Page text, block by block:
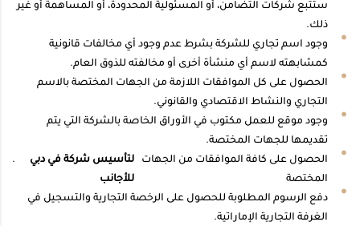
ستتبع شركات التضامن، أو المسئولية المحدودة، أو المساهمة أو غير
ذلك.
وجود اسم تجاري للشركة بشرط عدم وجود أي مخالفات قانونية
كمشابهته لاسم أي منشأة أخرى أو مخالفته للذوق العام.
الحصول على كل الموافقات اللازمة من الجهات المختصة بالاسم
التجاري والنشاط الاقتصادي والقانوني.
وجود موقع للعمل مكتوب في الأوراق الخاصة بالشركة التي يتم
تقديمها للجهات المختصة.
الحصول على كافة الموافقات من الجهات
المختصة
لتأسيس شركة في دبي
للأجانب
.
دفع الرسوم المطلوبة للحصول على الرخصة التجارية والتسجيل في
الغرفة التجارية الإماراتية.